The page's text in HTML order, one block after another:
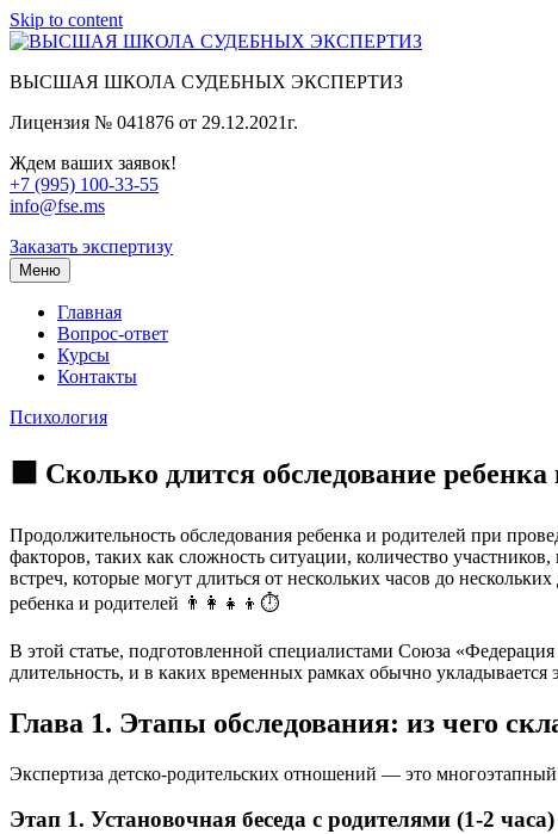
Skip to content
ВЫСШАЯ ШКОЛА СУДЕБНЫХ ЭКСПЕРТИЗ
Лицензия № 041876 от 29.12.2021г.
Ждем ваших заявок!
+7 (995) 100-33-55
info@fse.ms
Заказать экспертизу
Меню
Главная
Вопрос-ответ
Курсы
Контакты
Психология
🟩 Сколько длится обследование
Продолжительность обследования ребенка и родителей при
факторов, таких как сложность ситуации, количество
встреч, которые могут длиться от нескольких часов до
ребенка и родителей 👨‍👩‍👧‍👦⏱️
В этой статье, подготовленной специалистами Союза
длительность, и в каких временных рамках обычно укладывается
Глава 1. Этапы обследования: из чего
Экспертиза детско-родительских отношений — это
Этап 1. Установочная беседа с родителями (1-2 часа)